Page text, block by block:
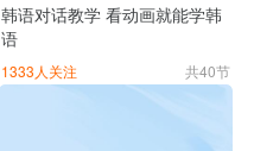
韩语对话教学 看动画就能学韩
语
1333人关注 共40节